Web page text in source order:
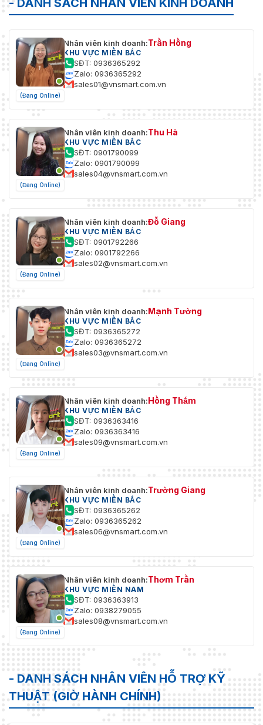
- DANH SÁCH NHÂN VIÊN KINH DOANH
(Đang Online)
Nhân viên kinh doanh:Trần Hồng
KHU VỰC MIỀN BẮC
SĐT: 0936365292
Zalo: 0936365292
sales01@vnsmart.com.vn
(Đang Online)
Nhân viên kinh doanh:Thu Hà
KHU VỰC MIỀN BẮC
SĐT: 0901790099
Zalo: 0901790099
sales04@vnsmart.com.vn
(Đang Online)
Nhân viên kinh doanh:Đỗ Giang
KHU VỰC MIỀN BẮC
SĐT: 0901792266
Zalo: 0901792266
sales02@vnsmart.com.vn
(Đang Online)
Nhân viên kinh doanh:Mạnh Tường
KHU VỰC MIỀN BẮC
SĐT: 0936365272
Zalo: 0936365272
sales03@vnsmart.com.vn
(Đang Online)
Nhân viên kinh doanh:Hồng Thắm
KHU VỰC MIỀN BẮC
SĐT: 0936363416
Zalo: 0936363416
sales09@vnsmart.com.vn
(Đang Online)
Nhân viên kinh doanh:Trường Giang
KHU VỰC MIỀN BẮC
SĐT: 0936365262
Zalo: 0936365262
sales06@vnsmart.com.vn
(Đang Online)
Nhân viên kinh doanh:Thơm Trần
KHU VỰC MIỀN NAM
SĐT: 0936363913
Zalo: 0938279055
sales08@vnsmart.com.vn
- DANH SÁCH NHÂN VIÊN HỖ TRỢ KỸ
THUẬT (GIỜ HÀNH CHÍNH)